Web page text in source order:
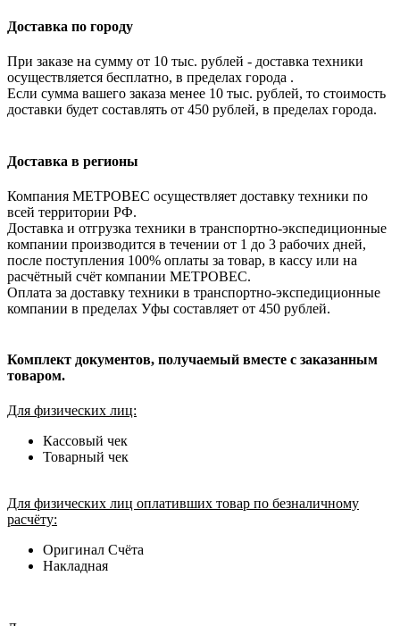
Доставка по городу
При заказе на сумму от 10 тыс. рублей - доставка техники
осуществляется бесплатно, в пределах города .
Если сумма вашего заказа менее 10 тыс. рублей, то стоимость
доставки будет составлять от 450 рублей, в пределах города.
Доставка в регионы
Компания МЕТРОВЕС осуществляет доставку техники по
всей территории РФ.
Доставка и отгрузка техники в транспортно-экспедиционные
компании производится в течении от 1 до 3 рабочих дней,
после поступления 100% оплаты за товар, в кассу или на
расчётный счёт компании МЕТРОВЕС.
Оплата за доставку техники в транспортно-экспедиционные
компании в пределах Уфы составляет от 450 рублей.
Комплект документов, получаемый вместе с заказанным
товаром.
Для физических лиц:
Кассовый чек
Товарный чек
Для физических лиц оплативших товар по безналичному
расчёту:
Оригинал Счёта
Накладная